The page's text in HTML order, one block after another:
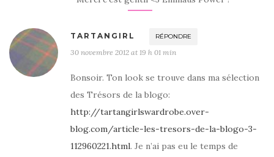
TARTANGIRL RÉPONDRE
30 novembre 2012 at 19 h 01 min
Bonsoir. Ton look se trouve dans ma sélection
des Trésors de la blogo:
http://tartangirlswardrobe.over-
blog.com/article-les-tresors-de-la-blogo-3-
112960221.html. Je n’ai pas eu le temps de